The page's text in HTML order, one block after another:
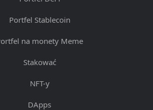
Portfel Stablecoin
na monety Meme
Stakować
NFT-y
DApps